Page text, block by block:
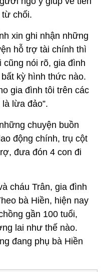
từ chối.
xin ghi nhận những
hỗ trợ tài chính thì
cũng nói rõ, gia đình
kỳ hình thức nào.
gia đình tôi trên các
lừa đảo”.
chuyện buồn
động chính, trụ cột
đưa đón 4 con đi
cháu Trân, gia đình
bà Hiền, hiện nay
gần 100 tuổi,
lai như thế nào.
đang phụ bà Hiền